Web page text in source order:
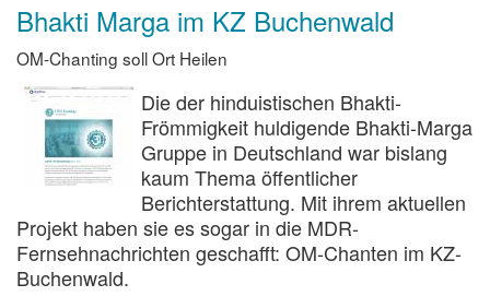
Bhakti Marga im KZ Buchenwald
OM-Chanting soll Ort Heilen
Die der hinduistischen Bhakti-
Frömmigkeit huldigende Bhakti-Marga
Gruppe in Deutschland war bislang
kaum Thema öffentlicher
Berichterstattung. Mit ihrem aktuellen
Projekt haben sie es sogar in die MDR-
Fernsehnachrichten geschafft: OM-Chanten im KZ-
Buchenwald.